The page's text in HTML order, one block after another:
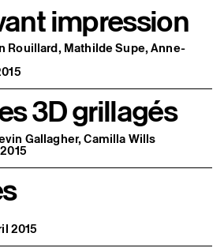
impression
Rouillard, Mathilde Supe, Anne-
3D grillagés
Gallagher, Camilla Wills
2015